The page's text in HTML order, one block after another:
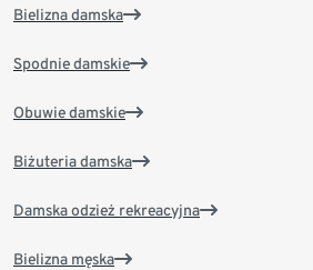
Bielizna damska
Spodnie damskie
Obuwie damskie
Biżuteria damska
Damska odzież rekreacyjna
Bielizna męska